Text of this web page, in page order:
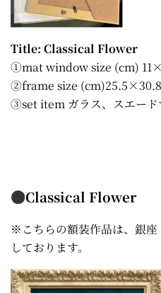
Title: Classical Flower
①mat window size (cm)
②frame size
③set item ガラス、スエード
Classical Flower
※こちらの額装作品は、銀座
しております。